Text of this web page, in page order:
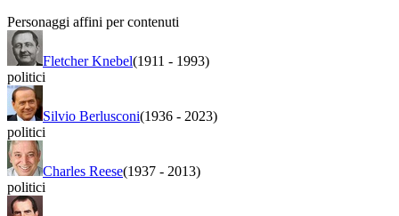
Personaggi affini per contenuti
Fletcher Knebel(1911 - 1993)
politici
Silvio Berlusconi(1936 - 2023)
politici
Charles Reese(1937 - 2013)
politici